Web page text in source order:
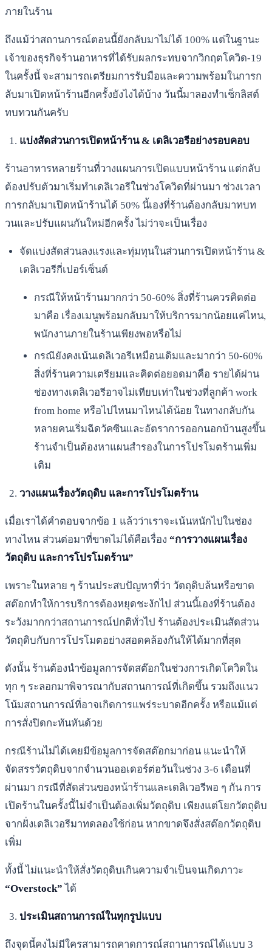
ภายในร้าน
ถึงแม้ว่าสถานการณ์ตอนนี้ยังกลับมาไม่ได้ 100% แต่ในฐานะ
เจ้าของธุรกิจร้านอาหารที่ได้รับผลกระทบจากวิกฤตโควิด-19
ในครั้งนี้ จะสามารถเตรียมการรับมือและความพร้อมในการก
ลับมาเปิดหน้าร้านอีกครั้งยังไงได้บ้าง วันนี้มาลองทำเช็กลิสต์
ทบทวนกันครับ
แบ่งสัดส่วนการเปิดหน้าร้าน & เดลิเวอรีอย่างรอบคอบ
ร้านอาหารหลายร้านที่วางแผนการเปิดแบบหน้าร้าน แต่กลับ
ต้องปรับตัวมาเริ่มทำเดลิเวอรีในช่วงโควิดที่ผ่านมา ช่วงเวลา
การกลับมาเปิดหน้าร้านได้ 50% นี้เองที่ร้านต้องกลับมาทบท
วนและปรับแผนกันใหม่อีกครั้ง ไม่ว่าจะเป็นเรื่อง
จัดแบ่งสัดส่วนลงแรงและทุ่มทุนในส่วนการเปิดหน้าร้าน &
เดลิเวอรีกี่เปอร์เซ็นต์
กรณีให้หน้าร้านมากกว่า 50-60% สิ่งที่ร้านควรคิดต่อ
มาคือ เรื่องเมนูพร้อมกลับมาให้บริการมากน้อยแค่ไหน,
พนักงานภายในร้านเพียงพอหรือไม่
กรณียังคงเน้นเดลิเวอรีเหมือนเดิมและมากว่า 50-60%
สิ่งที่ร้านความเตรียมและคิดต่อยอดมาคือ รายได้ผ่าน
ช่องทางเดลิเวอรีอาจไม่เทียบเท่าในช่วงที่ลูกค้า work
from home หรือไปไหนมาไหนได้น้อย ในทางกลับกัน
หลายคนเริ่มฉีดวัคซีนและอัตราการออกนอกบ้านสูงขึ้น
ร้านจำเป็นต้องหาแผนสำรองในการโปรโมตร้านเพิ่ม
เติม
วางแผนเรื่องวัตถุดิบ และการโปรโมตร้าน
เมื่อเราได้คำตอบจากข้อ 1 แล้วว่าเราจะเน้นหนักไปในช่อง
ทางไหน ส่วนต่อมาที่ขาดไม่ได้คือเรื่อง “การวางแผนเรื่อง
วัตถุดิบ และการโปรโมตร้าน”
เพราะในหลาย ๆ ร้านประสบปัญหาที่ว่า วัตถุดิบล้นหรือขาด
สต๊อกทำให้การบริการต้องหยุดชะงักไป ส่วนนี้เองที่ร้านต้อง
ระวังมากกว่าสถานการณ์ปกติทั่วไป ร้านต้องประเมินสัดส่วน
วัตถุดิบกับการโปรโมตอย่างสอดคล้องกันให้ได้มากที่สุด
ดังนั้น ร้านต้องนำข้อมูลการจัดสต๊อกในช่วงการเกิดโควิดใน
ทุก ๆ ระลอกมาพิจารณากับสถานการณ์ที่เกิดขึ้น รวมถึงแนว
โน้มสถานการณ์ที่อาจเกิดการแพร่ระบาดอีกครั้ง หรือแม้แต่
การสั่งปิดกะทันหันด้วย
กรณีร้านไม่ได้เคยมีข้อมูลการจัดสต๊อกมาก่อน แนะนำให้
จัดสรรวัตถุดิบจากจำนวนออเดอร์ต่อวันในช่วง 3-6 เดือนที่
ผ่านมา กรณีที่สัดส่วนของหน้าร้านและเดลิเวอรีพอ ๆ กัน การ
เปิดร้านในครั้งนี้ไม่จำเป็นต้องเพิ่มวัตถุดิบ เพียงแต่โยกวัตถุดิบ
จากฝั่งเดลิเวอรีมาทดลองใช้ก่อน หากขาดจึงสั่งสต๊อกวัตถุดิบ
เพิ่ม
ทั้งนี้ ไม่แนะนำให้สั่งวัตถุดิบเกินความจำเป็นจนเกิดภาวะ
“Overstock” ได้
ประเมินสถานการณ์ในทุกรูปแบบ
ถึงจุดนี้คงไม่มีใครสามารถคาดการณ์สถานการณ์ได้แบบ 3